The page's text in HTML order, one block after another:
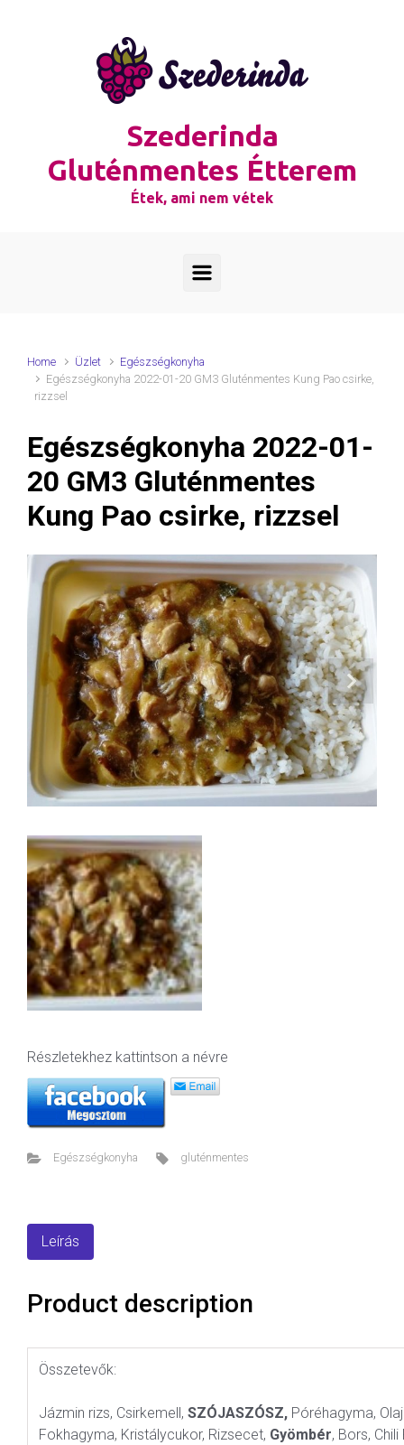
Szederinda
Gluténmentes Étterem
Étek, ami nem vétek
Home Üzlet
Egészségkonyha
Egészségkonyha 2022-01-20 GM3 Gluténmentes Kung Pao csirke,
rizzsel
Egészségkonyha 2022-01-
20 GM3 Gluténmentes
Kung Pao csirke, rizzsel
Next
Részletekhez kattintson a névre
Egészségkonyha gluténmentes
Leírás
Product description
Összetevők:
Jázmin rizs, Csirkemell, SZÓJASZÓSZ, Póréhagyma,
Fokhagyma, Kristálycukor, Rizsecet, Gyömbér, Bors,